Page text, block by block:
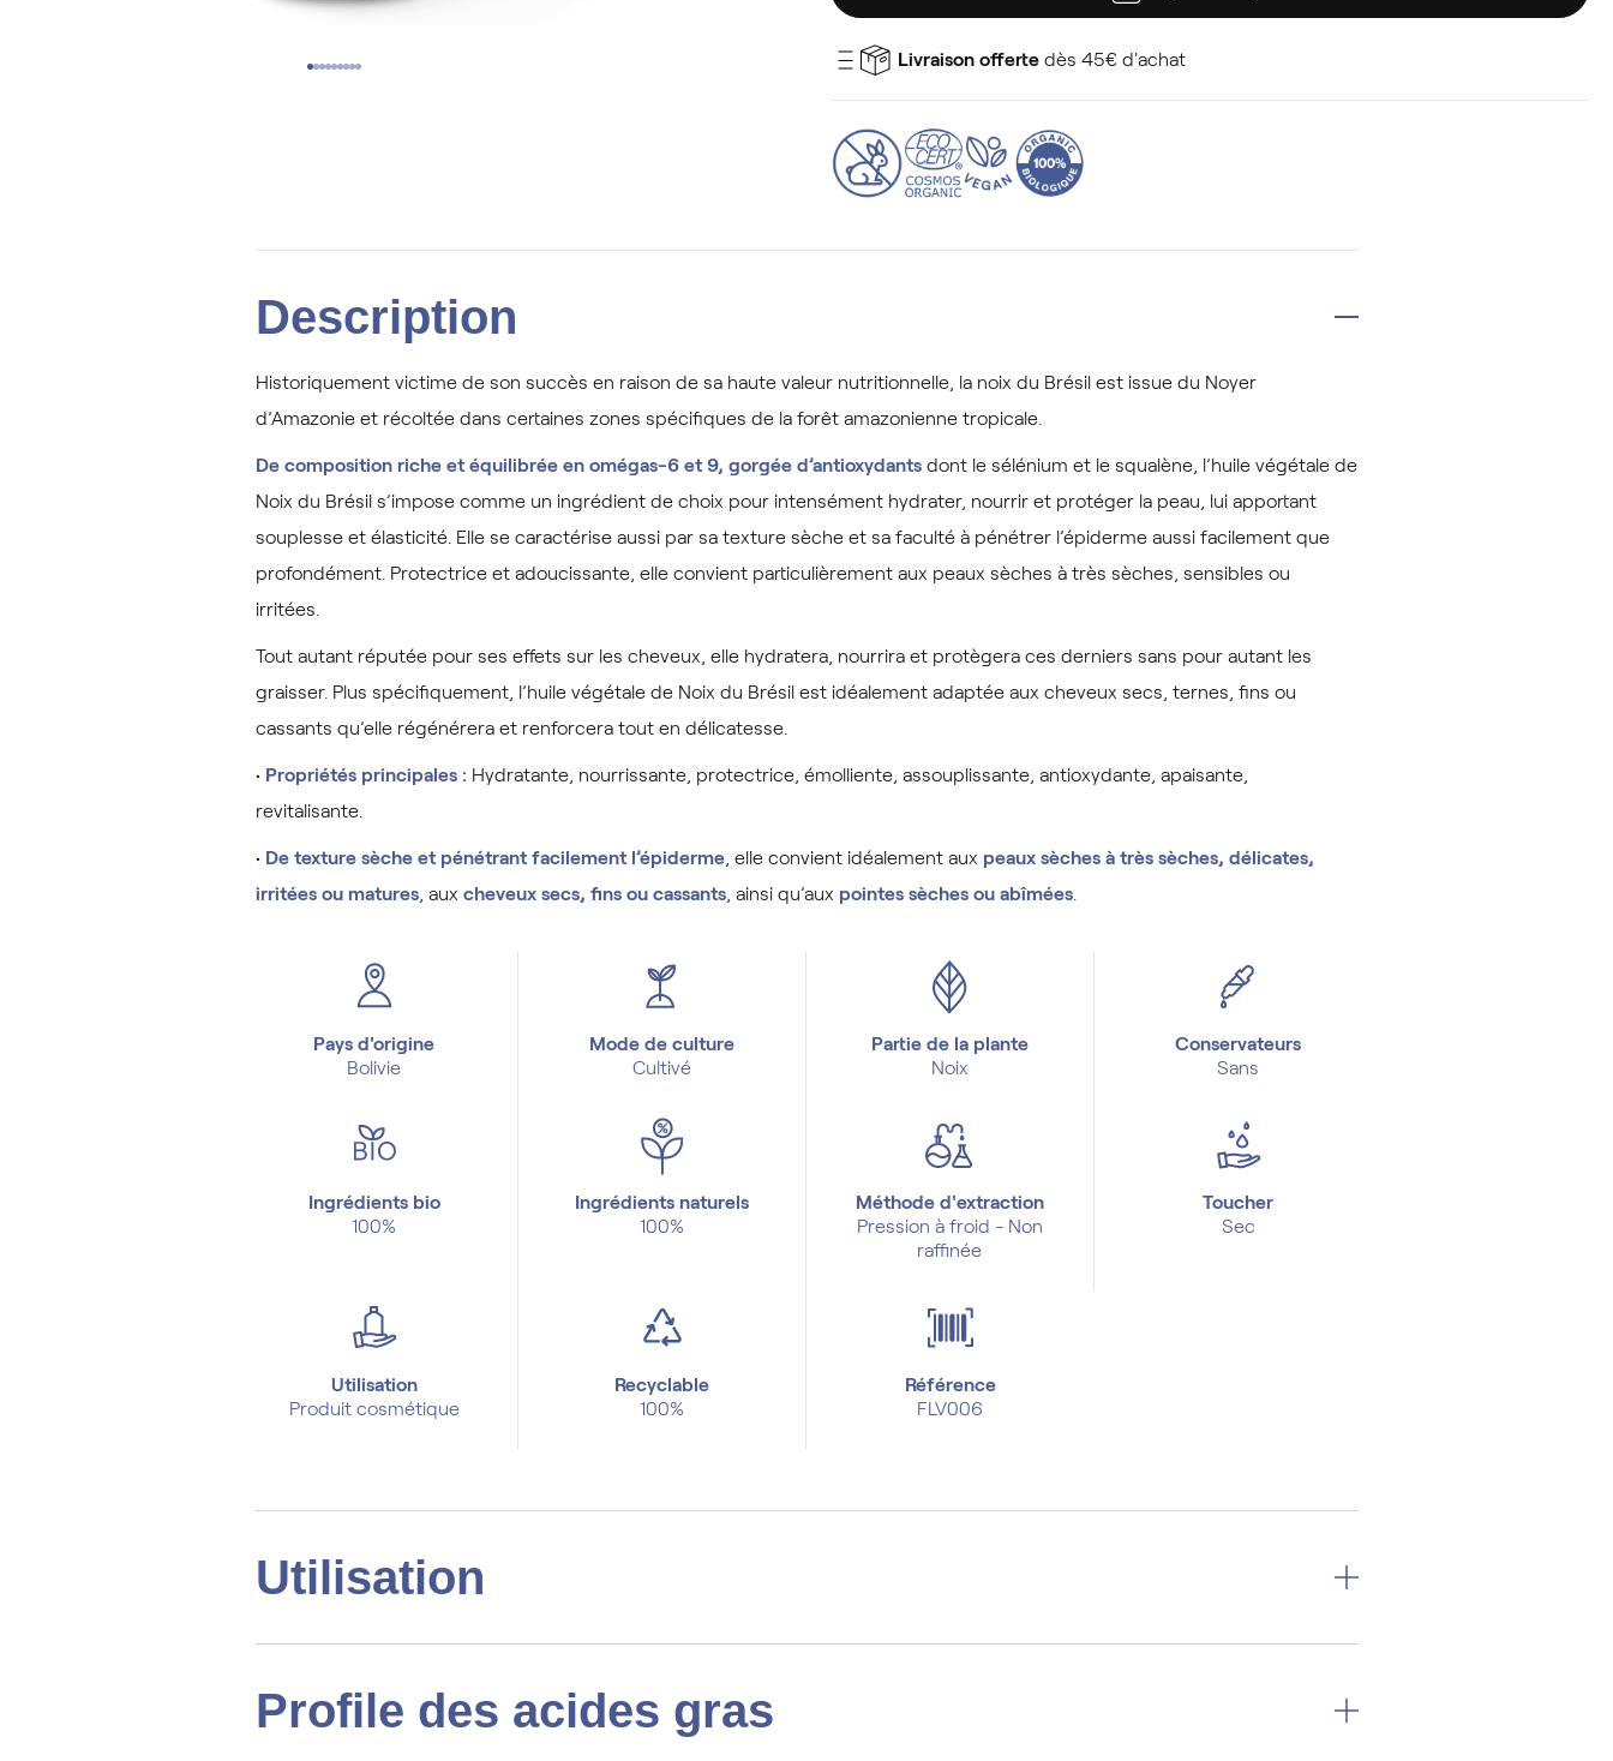
Livraison offerte dès 45€ d'achat
Description
Historiquement victime de son succès en raison de sa haute valeur nutritionnelle, la noix du Brésil est issue du Noyer
d’Amazonie et récoltée dans certaines zones spécifiques de la forêt amazonienne tropicale.
De composition riche et équilibrée en omégas-6 et 9, gorgée d’antioxydants dont le sélénium et le squalène, l’huile végétale de
Noix du Brésil s’impose comme un ingrédient de choix pour intensément hydrater, nourrir et protéger la peau, lui apportant
souplesse et élasticité. Elle se caractérise aussi par sa texture sèche et sa faculté à pénétrer l’épiderme aussi facilement que
profondément. Protectrice et adoucissante, elle convient particulièrement aux peaux sèches à très sèches, sensibles ou
irritées.
Tout autant réputée pour ses effets sur les cheveux, elle hydratera, nourrira et protègera ces derniers sans pour autant les
graisser. Plus spécifiquement, l’huile végétale de Noix du Brésil est idéalement adaptée aux cheveux secs, ternes, fins ou
cassants qu’elle régénérera et renforcera tout en délicatesse.
• Propriétés principales : Hydratante, nourrissante, protectrice, émolliente, assouplissante, antioxydante, apaisante,
revitalisante.
• De texture sèche et pénétrant facilement l’épiderme, elle convient idéalement aux peaux sèches à très sèches, délicates,
irritées ou matures, aux cheveux secs, fins ou cassants, ainsi qu’aux pointes sèches ou abîmées.
Pays d'origine
Bolivie
Mode de culture
Cultivé
Partie de la plante
Noix
Conservateurs
Sans
Ingrédients bio
100%
Ingrédients naturels
100%
Méthode d'extraction
Pression à froid - Non
raffinée
Toucher
Sec
Utilisation
Produit cosmétique
Recyclable
100%
Référence
FLV006
Utilisation
Profile des acides gras